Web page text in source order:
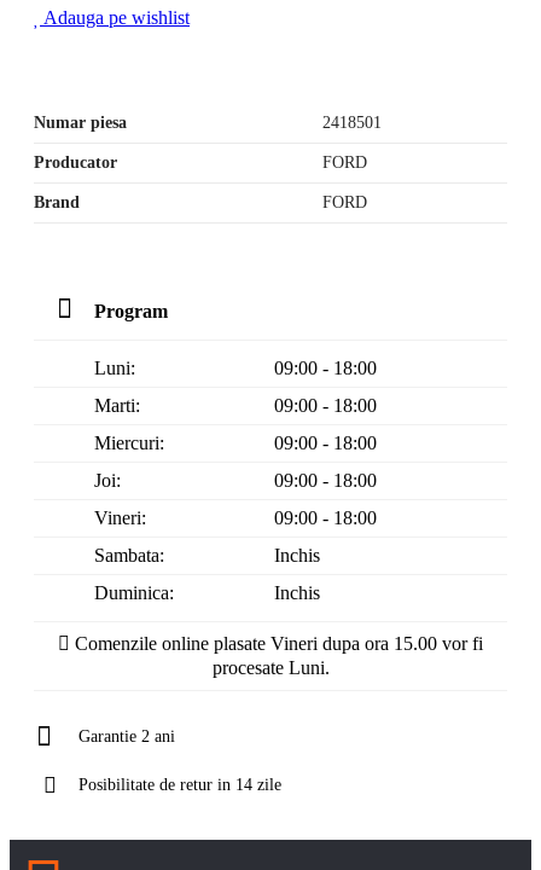
Adauga pe wishlist
Numar piesa 2418501
Producator FORD
Brand FORD
Program
Luni:
09:00 - 18:00
Marti:
09:00 - 18:00
Miercuri:
09:00 - 18:00
Joi:
09:00 - 18:00
Vineri:
09:00 - 18:00
Sambata:
Inchis
Duminica:
Inchis
Comenzile online plasate Vineri dupa ora 15.00 vor fi
procesate Luni.
Garantie 2 ani
Posibilitate de retur in 14 zile